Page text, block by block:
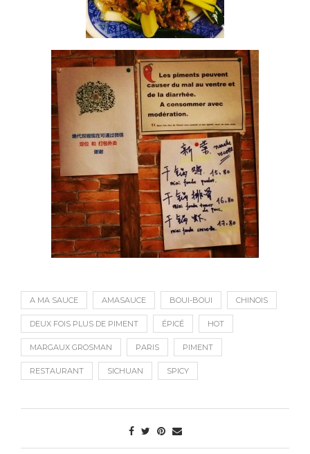
A MA SAUCE AMASAUCE BOUI-BOUI CHINOIS
DEUX FOIS PLUS DE PIMENT ÉPICÉ HOT
MARGAUX GROSMAN PARIS PIMENT
RESTAURANT SICHUAN SPICY